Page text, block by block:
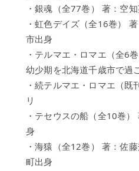
・銀魂（全77巻） 著：空
・虹色デイズ（全16巻）
市出身
・テルマエ・ロマエ（全6
幼少期を北海道千歳市で過
・続テルマエ・ロマエ（
リ
・テセウスの船（全10巻
身
・海猿（全12巻） 著：佐
町出身